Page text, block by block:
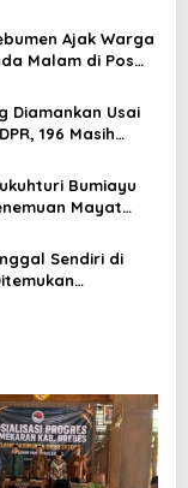
Ajak Warga
Malam di Pos
Diamankan Usai
196 Masih
Bumiayu
Mayat
RumahSendiri di